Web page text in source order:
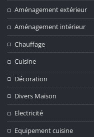
Aménagement extérieur
Aménagement intérieur
Chauffage
Cuisine
Décoration
Divers Maison
Electricité
Equipement cuisine